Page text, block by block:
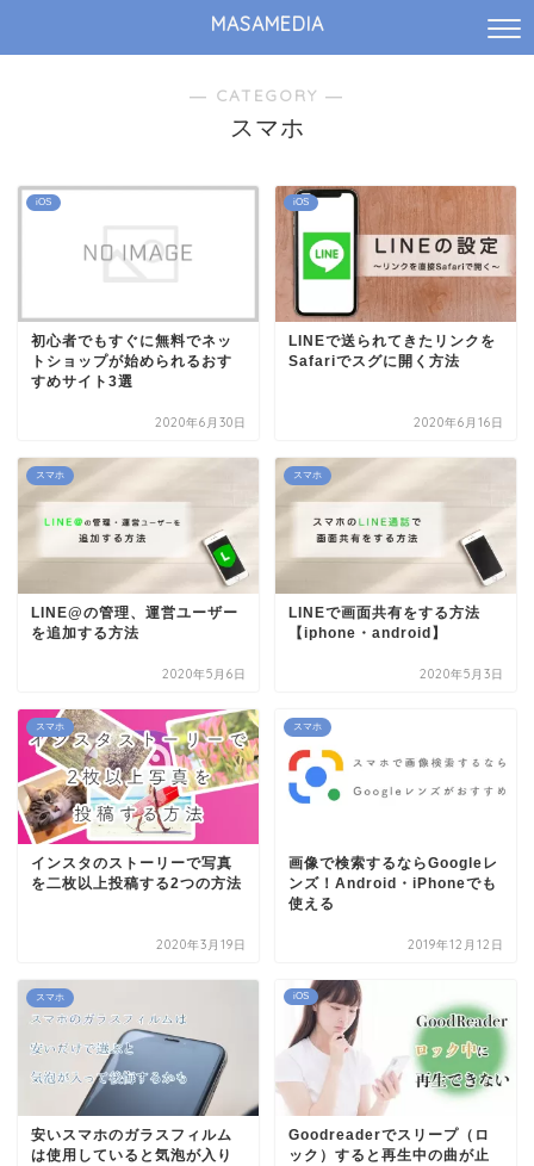
MASAMEDIA
― CATEGORY ―
スマホ
iOS
初心者でもすぐに無料でネッ
トショップが始められるおす
すめサイト3選
2020年6月30日
iOS
LINEで送られてきたリンクを
Safariでスグに開く方法
2020年6月16日
スマホ
LINE@の管理、運営ユーザー
を追加する方法
2020年5月6日
スマホ
LINEで画面共有をする方法
【iphone・android】
2020年5月3日
スマホ
インスタのストーリーで写真
を二枚以上投稿する2つの方法
2020年3月19日
スマホ
画像で検索するならGoogleレ
ンズ！Android・iPhoneでも
使える
2019年12月12日
スマホ
安いスマホのガラスフィルム
は使用していると気泡が入り
iOS
Goodreaderでスリープ（ロ
ック）すると再生中の曲が止